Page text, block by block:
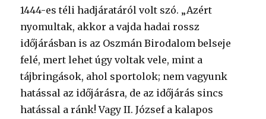
1444-es téli hadjáratáról volt szó. „Azért
nyomultak, akkor a vajda hadai rossz
időjárásban is az Oszmán Birodalom belseje
felé, mert lehet úgy voltak vele, mint a
tájbringások, ahol sportolok; nem vagyunk
hatással az időjárásra, de az időjárás sincs
hatással a ránk! Vagy II. József a kalapos